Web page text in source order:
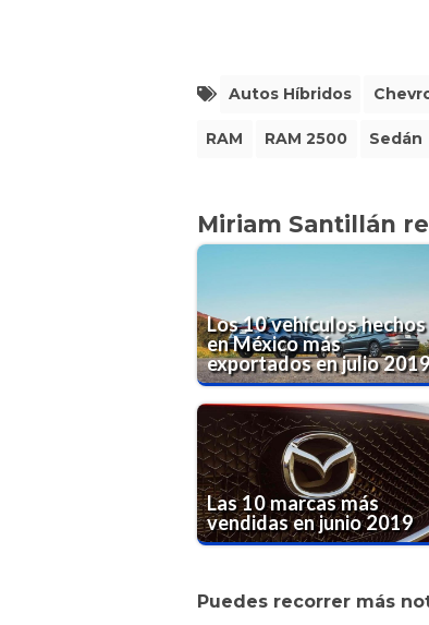
Autos Híbridos
RAM RAM 2500 Sedán
Miriam Santillán
Los 10 vehículos hechos
en México más
exportados en julio
Las 10 marcas más
vendidas en junio 2019
Puedes recorrer más